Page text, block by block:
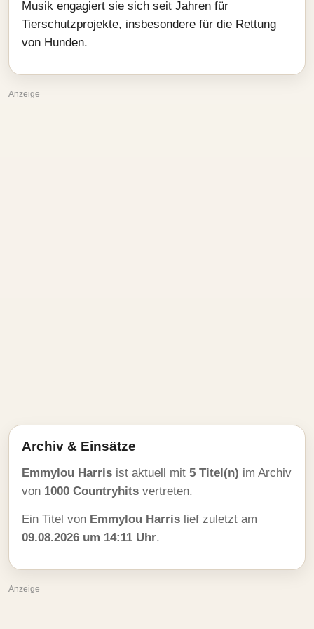
Musik engagiert sie sich seit Jahren für
Tierschutzprojekte, insbesondere für die Rettung
von Hunden.
Anzeige
Archiv & Einsätze
Emmylou Harris ist aktuell mit 5 Titel(n) im Archiv
von 1000 Countryhits vertreten.
Ein Titel von Emmylou Harris lief zuletzt am
09.08.2026 um 14:11 Uhr.
Anzeige